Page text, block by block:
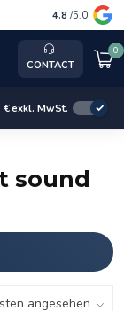
Service,
4.8 /5.0
CONTACT
0
€exkl. MwSt.
sound